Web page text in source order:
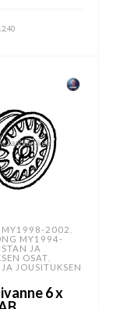
MY1998-2002
MY1994-
JA
OSAT
JOUSITUKSEN
6 x